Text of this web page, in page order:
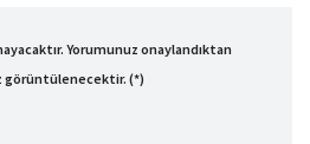
Yorumunuz onaylandıktan
görüntülenecektir. (*)